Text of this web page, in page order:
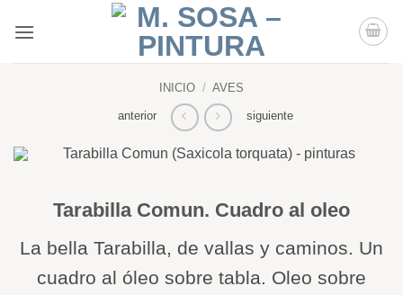
INICIO / AVES
anterior siguiente
Tarabilla Comun. Cuadro al oleo
La bella Tarabilla, de vallas y caminos. Un
cuadro al óleo sobre tabla. Oleo sobre